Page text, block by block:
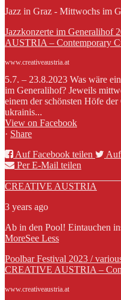
Jazz in Graz - Mittwochs im
Jazzkonzerte im Generalihof
AUSTRIA – Contemporary
www.creativeaustria.at
5.7. – 23.8.2023 Was wäre
im Generalihof? Jeweils
einem der schönsten Höfe
ukrainis...
View on Facebook
· Share
Auf Facebook teilen
Per E-Mail teilen
CREATIVE AUSTRIA
3 years ago
Ab in den Pool! Eintauchen
MoreSee Less
Poolbar Festival 2023 /
CREATIVE AUSTRIA –
www.creativeaustria.at